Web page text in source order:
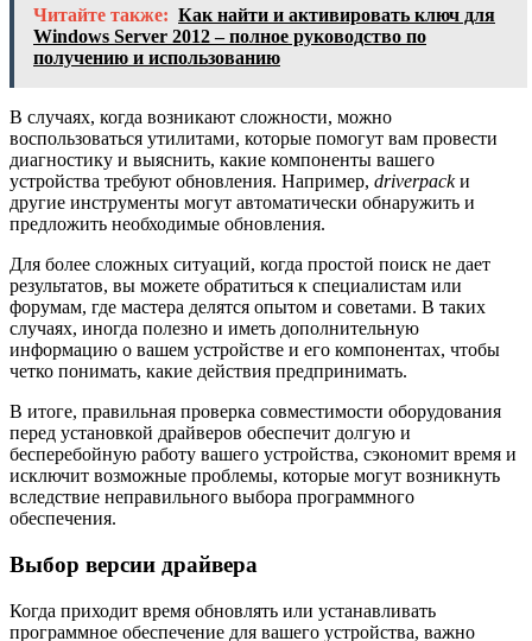
Читайте также: Как найти и активировать ключ для
Windows Server 2012 – полное руководство по
получению и использованию
В случаях, когда возникают сложности, можно
воспользоваться утилитами, которые помогут вам провести
диагностику и выяснить, какие компоненты вашего
устройства требуют обновления. Например, driverpackи
другие инструменты могут автоматически обнаружить и
предложить необходимые обновления.
Для более сложных ситуаций, когда простой поиск не дает
результатов, вы можете обратиться к специалистам или
форумам, где мастера делятся опытом и советами. В таких
случаях, иногда полезно и иметь дополнительную
информацию о вашем устройстве и его компонентах, чтобы
четко понимать, какие действия предпринимать.
В итоге, правильная проверка совместимости оборудования
перед установкой драйверов обеспечит долгую и
бесперебойную работу вашего устройства, сэкономит время и
исключит возможные проблемы, которые могут возникнуть
вследствие неправильного выбора программного
обеспечения.
Выбор версии драйвера
Когда приходит время обновлять или устанавливать
программное обеспечение для вашего устройства, важно